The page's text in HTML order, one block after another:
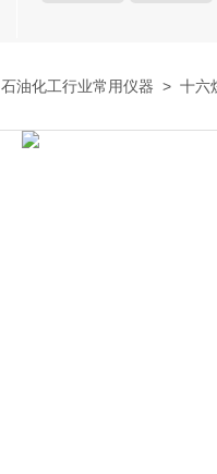
石油化工行业常用仪器 > 十六